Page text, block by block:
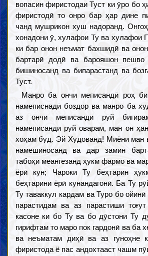
вопасин фиристодаи Туст ки ӯро бо
фиристодӣ то онро бар ҳар дине
чанд мушрикон хуш надоранд.
хонадони ӯ, хулафои Ту ва хулафои
ки бар онон неъмат бахшидӣ ва
бартарӣ додӣ ва барояшон
бишиносанд ва бипарастанд ва
Туст.
Манро ба ончи меписандӣ роҳ
намеписнадӣ боздор ва манро ба
аз ончи меписандӣ рӯй
намеписандӣ рӯй оварам, ман он
хоҳам буд. Эй Худованд! Миёни ман
намешиносанд ва дар замин
табоҳи меангезанд ҳукм фармо ва
ёрӣ кун; Чароки Ту беҳтарин
беҳтарини ёрӣ кунандагонӣ. Ба Ту
Ту таваккул кардам ва Туро бо
парастидам ва аз парастиши
касоне ки бо Ту ва бо дӯстони Ту
гирифтам то маро пок гардонӣ ва ба
ва неъматам диҳӣ ва аз гуноҳне
фиристода ё пас андохтааст чашм